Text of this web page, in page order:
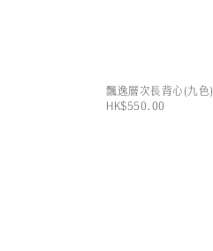
飄逸層次長背心(九色)
HK$550.00